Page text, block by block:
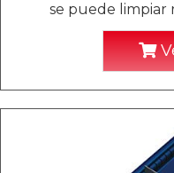
se puede limpiar